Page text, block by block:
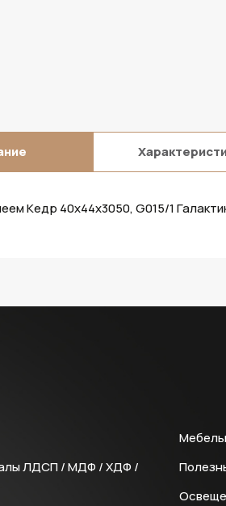
Кедр 40х44х3050, G015/1
ЛДСП / МДФ / ХДФ /